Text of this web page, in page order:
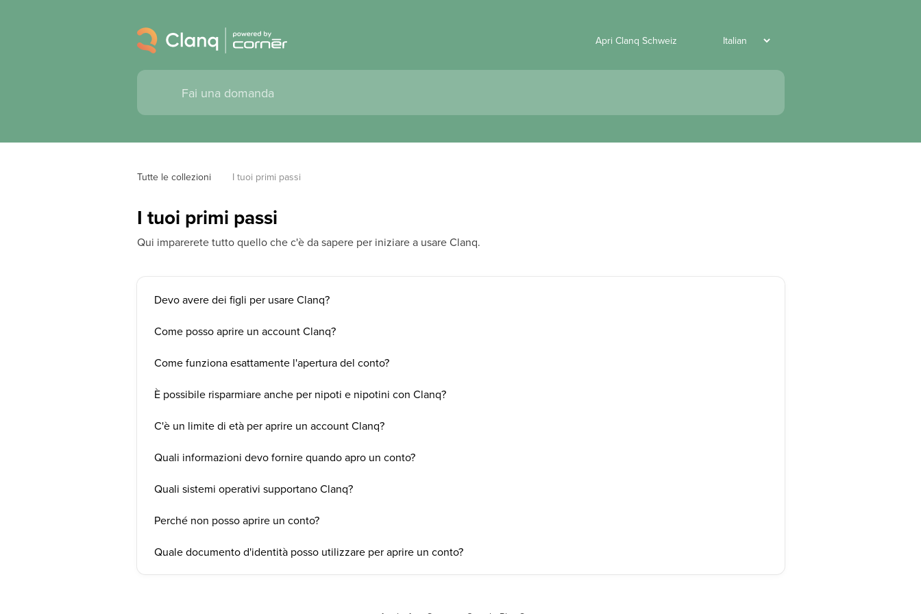
Apri Clanq Schweiz
Tutte le collezioni I tuoi primi passi
I tuoi primi passi
Qui imparerete tutto quello che c'è da sapere per iniziare a usare Clanq.
Devo avere dei figli per usare Clanq?
Come posso aprire un account Clanq?
Come funziona esattamente l'apertura del conto?
È possibile risparmiare anche per nipoti e nipotini con Clanq?
C'è un limite di età per aprire un account Clanq?
Quali informazioni devo fornire quando apro un conto?
Quali sistemi operativi supportano Clanq?
Perché non posso aprire un conto?
Quale documento d'identità posso utilizzare per aprire un conto?